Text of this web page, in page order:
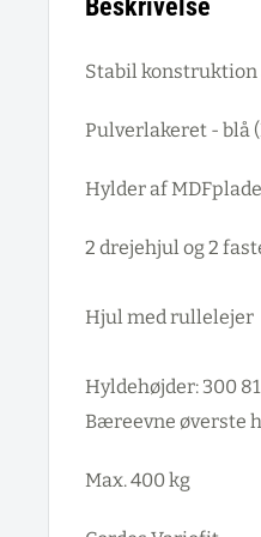
Beskrivelse
Stabil
Pulverlakeret - blå
Hylder af
2 drejehjul og 2
Hjul med rullelejer
Hyldehøjder: 300
Bæreevne øverste
Max. 400 kg